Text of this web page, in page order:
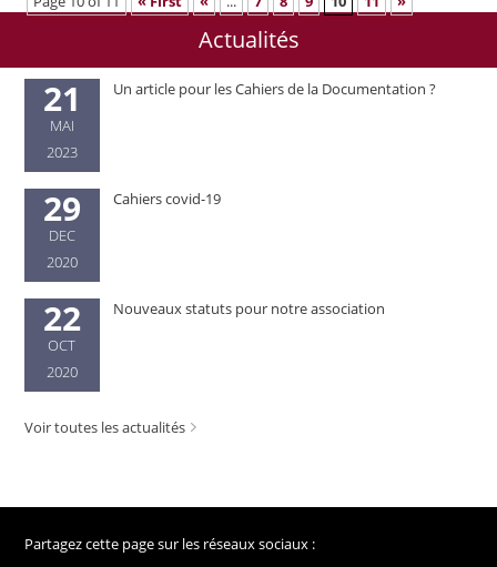
Actualités
21
MAI
2023
Un article pour les Cahiers de la Documentation ?
29
DEC
2020
Cahiers covid-19
22
OCT
2020
Nouveaux statuts pour notre association
Voir toutes les actualités
Partagez cette page sur les réseaux sociaux :